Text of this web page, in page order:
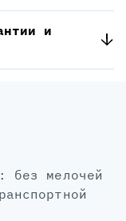
и